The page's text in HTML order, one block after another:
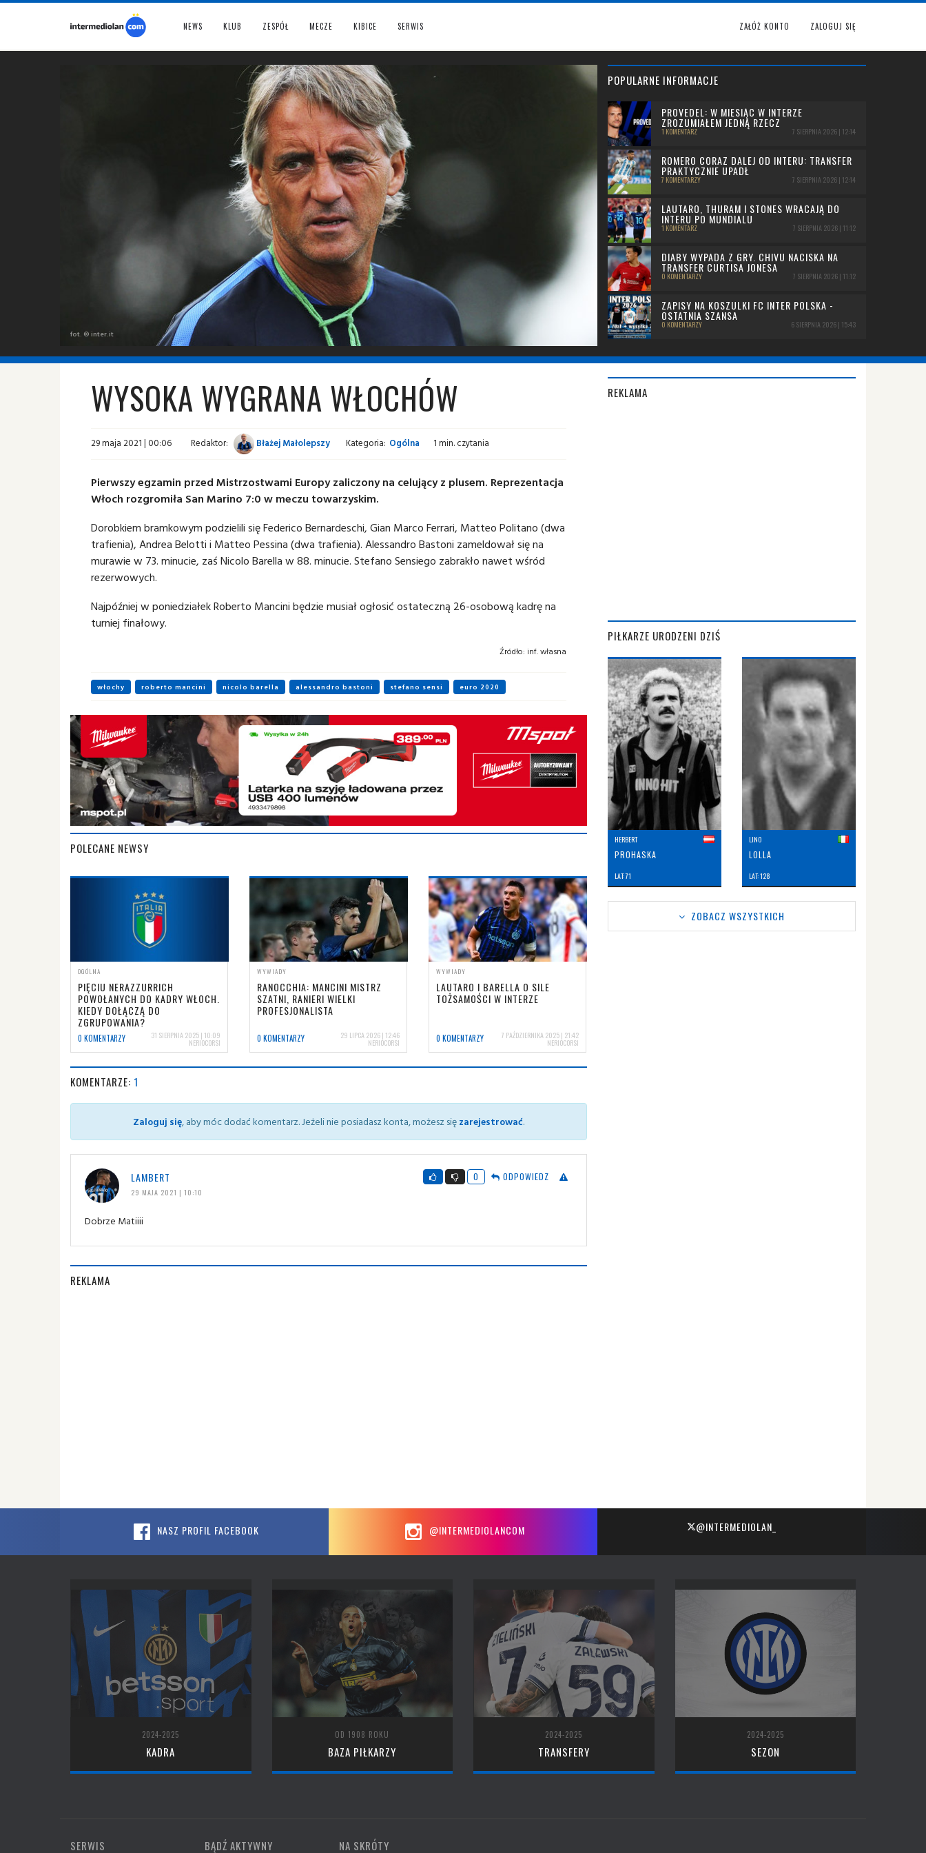
NEWS KLUB ZESPÓŁ MECZE KIBICE SERWIS ZAŁÓŻ KONTO ZALOGUJ SIĘ
fot. © inter.it
POPULARNE INFORMACJE
PROVEDEL: W MIESIĄC W INTERZE
ZROZUMIAŁEM JEDNĄ RZECZ
1 KOMENTARZ 7 SIERPNIA 2026 | 12:14
ROMERO CORAZ DALEJ OD INTERU: TRANSFER
PRAKTYCZNIE UPADŁ
7 KOMENTARZY 7 SIERPNIA 2026 | 12:14
LAUTARO, THURAM I STONES WRACAJĄ DO
INTERU PO MUNDIALU
1 KOMENTARZ 7 SIERPNIA 2026 | 11:12
DIABY WYPADA Z GRY. CHIVU NACISKA NA
TRANSFER CURTISA JONESA
0 KOMENTARZY 7 SIERPNIA 2026 | 11:12
ZAPISY NA KOSZULKI FC INTER POLSKA -
OSTATNIA SZANSA
0 KOMENTARZY 6 SIERPNIA 2026 | 15:43
WYSOKA WYGRANA WŁOCHÓW
29 maja 2021 | 00:06 Redaktor: Błażej Małolepszy Kategoria: Ogólna 1 min. czytania
Pierwszy egzamin przed Mistrzostwami Europy zaliczony na celujący z plusem. Reprezentacja
Włoch rozgromiła San Marino 7:0 w meczu towarzyskim.
Dorobkiem bramkowym podzielili się Federico Bernardeschi, Gian Marco Ferrari, Matteo Politano (dwa
trafienia), Andrea Belotti i Matteo Pessina (dwa trafienia). Alessandro Bastoni zameldował się na
murawie w 73. minucie, zaś Nicolo Barella w 88. minucie. Stefano Sensiego zabrakło nawet wśród
rezerwowych.
Najpóźniej w poniedziałek Roberto Mancini będzie musiał ogłosić ostateczną 26-osobową kadrę na
turniej finałowy.
Źródło: inf. własna
włochy roberto mancini nicolo barella alessandro bastoni stefano sensi euro 2020
POLECANE NEWSY
OGÓLNA
PIĘCIU NERAZZURRICH
POWOŁANYCH DO KADRY WŁOCH.
KIEDY DOŁĄCZĄ DO
ZGRUPOWANIA?
0 KOMENTARZY 31 SIERPNIA 2025 | 10:09
NERIOCORSI
WYWIADY
RANOCCHIA: MANCINI MISTRZ
SZATNI, RANIERI WIELKI
PROFESJONALISTA
0 KOMENTARZY 29 LIPCA 2026 | 12:46
NERIOCORSI
WYWIADY
LAUTARO I BARELLA O SILE
TOŻSAMOŚCI W INTERZE
0 KOMENTARZY 7 PAŹDZIERNIKA 2025 | 21:42
NERIOCORSI
KOMENTARZE: 1
Zaloguj się, aby móc dodać komentarz. Jeżeli nie posiadasz konta, możesz sięzarejestrować.
LAMBERT
29 MAJA 2021 | 10:10
0 ODPOWIEDZ
Dobrze Matiiii
REKLAMA
REKLAMA
PIŁKARZE URODZENI DZIŚ
HERBERT
PROHASKA
LAT: 71
LINO
LOLLA
LAT: 128
ZOBACZ WSZYSTKICH
NASZ PROFIL FACEBOOK @INTERMEDIOLANCOM @INTERMEDIOLAN_
2024-2025
KADRA
OD 1908 ROKU
BAZA PIŁKARZY
2024-2025
TRANSFERY
2024-2025
SEZON
SERWIS BĄDŹ AKTYWNY NA SKRÓTY